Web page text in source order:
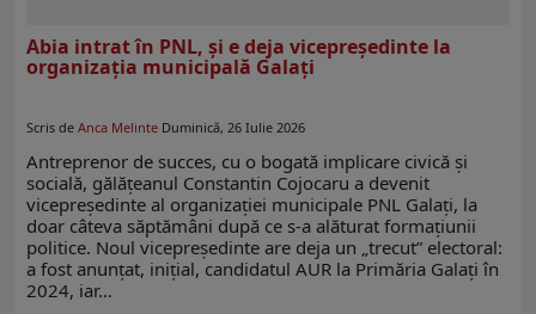
Abia intrat în PNL, şi e deja vicepreşedinte la
organizaţia municipală Galaţi
Scris de Anca Melinte Duminică, 26 Iulie 2026
Antreprenor de succes, cu o bogată implicare civică şi
socială, gălăţeanul Constantin Cojocaru a devenit
vicepreşedinte al organizaţiei municipale PNL Galaţi, la
doar câteva săptămâni după ce s-a alăturat formaţiunii
politice. Noul vicepreşedinte are deja un „trecut” electoral:
a fost anunţat, iniţial, candidatul AUR la Primăria Galaţi în
2024, iar…